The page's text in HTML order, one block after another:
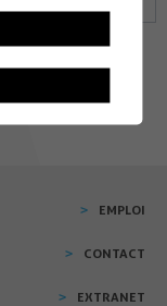
EMPLOI
CONTACT
EXTRANET